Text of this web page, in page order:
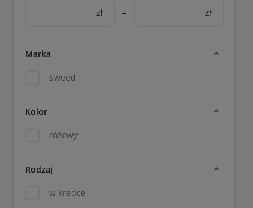
zł – zł
Marka
Sweed
Kolor
różowy
Rodzaj
w kredce